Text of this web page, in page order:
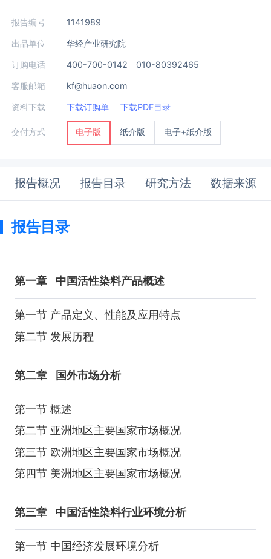
报告编号 1141989
出品单位 华经产业研究院
订购电话 400-700-0142 010-80392465
客服邮箱 kf@huaon.com
资料下载 下载订购单 下载PDF目录
交付方式 电子版 纸介版 电子+纸介版
报告概况 报告目录 研究方法 数据来源
报告目录
第一章 中国活性染料产品概述
第一节 产品定义、性能及应用特点
第二节 发展历程
第二章 国外市场分析
第一节 概述
第二节 亚洲地区主要国家市场概况
第三节 欧洲地区主要国家市场概况
第四节 美洲地区主要国家市场概况
第三章 中国活性染料行业环境分析
第一节 中国经济发展环境分析